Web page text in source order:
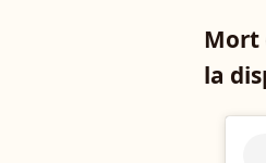
Mort
la